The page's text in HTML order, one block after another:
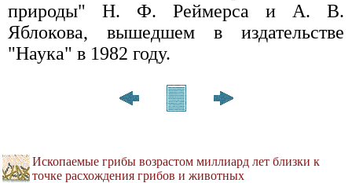
природы" Н. Ф. Реймерса и А. В.
Яблокова, вышедшем в издательстве
"Наука" в 1982 году.
Ископаемые грибы возрастом миллиард лет близки к
точке расхождения грибов и животных